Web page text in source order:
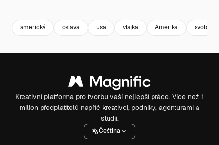
americký oslava usa vlajka Amerika svoboda
Kreativní platforma pro tvorbu vaší nejlepší práce. Více než 1
milion předplatitelů napříč kreativci, podniky, agenturami a
studii.
Čeština